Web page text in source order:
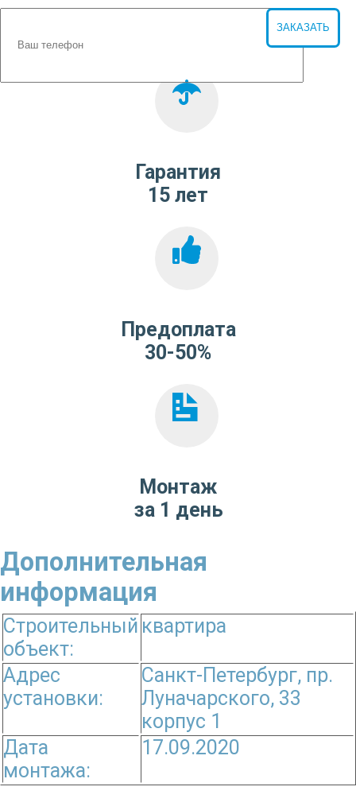
Гарантия
15 лет
Предоплата
30-50%
Монтаж
за 1 день
Дополнительная
информация
Строительный
объект:
квартира
Адрес
установки:
Санкт-Петербург, пр.
Луначарского, 33
корпус 1
Дата
монтажа:
17.09.2020